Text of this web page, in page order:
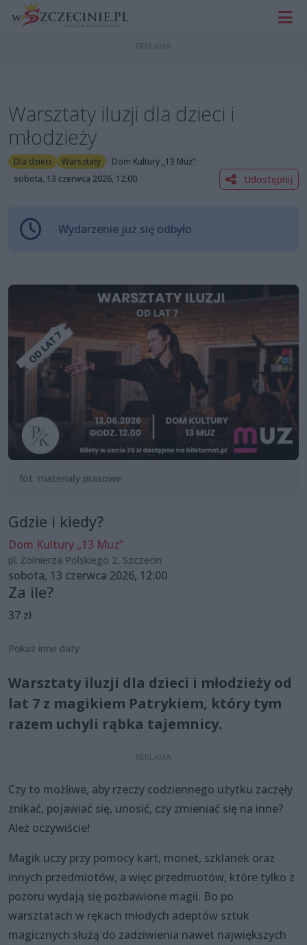
Warsztaty iluzji dla dzieci i
młodzieży
Dla dzieci Warsztaty
Dom Kultury „13 Muz”
sobota, 13 czerwca 2026, 12:00
Udostępnij
Wydarzenie już się odbyło
fot. materiały prasowe
Gdzie i kiedy?
Dom Kultury „13 Muz”
pl. Żołnierza Polskiego 2, Szczecin
sobota, 13 czerwca 2026, 12:00
Za ile?
37 zł
Pokaż inne daty
Warsztaty iluzji dla dzieci i młodzieży od
lat 7 z magikiem Patrykiem, który tym
razem uchyli rąbka tajemnicy.
Czy to możliwe, aby rzeczy codziennego użytku zaczęły
znikać, pojawiać się, unosić, czy zmieniać się na inne?
Ależ oczywiście!
Magik uczy przy pomocy kart, monet, szklanek oraz
innych przedmiotów, a więc przedmiotów, które tylko z
pozoru wydają się pozbawione magii. Bo po
warsztatach w rękach młodych adeptów sztuk
magicznych służą do zadziwienia nawet największych